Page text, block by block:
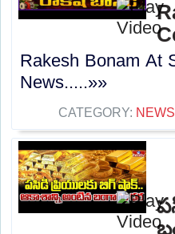
Rakesh Bonam At
News.....»»
CATEGORY: NEWS